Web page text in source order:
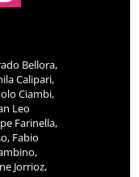
Bellora,
Calipari,
Ciambi,
Leo
Farinella,
Fabio
Jorrioz,